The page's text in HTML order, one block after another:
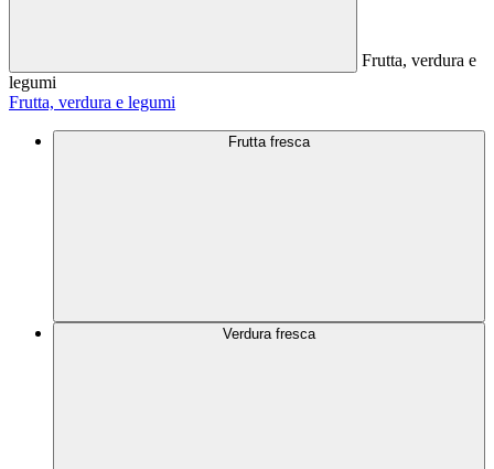
Frutta, verdura e
legumi
Frutta, verdura e legumi
Frutta fresca
Verdura fresca